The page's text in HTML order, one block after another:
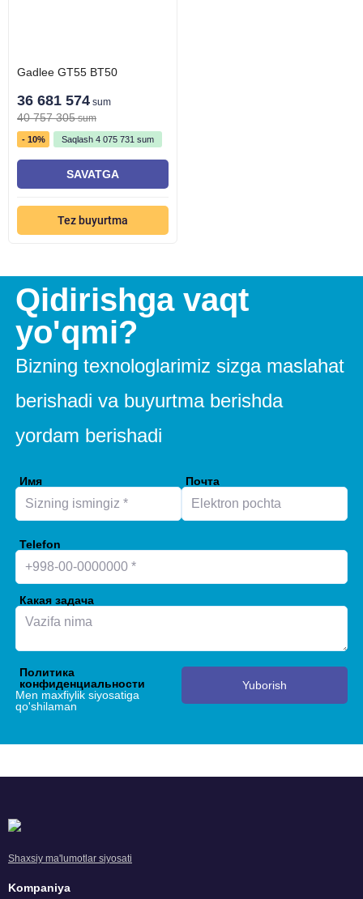
Gadlee GT55 BT50
36 681 574 sum
40 757 305 sum
- 10% Saqlash 4 075 731 sum
SAVATGA
Tez buyurtma
Qidirishga vaqt
yo'qmi?
Bizning texnologlarimiz sizga maslahat
berishadi va buyurtma berishda
yordam berishadi
Имя Почта
Telefon
Какая задача
Политика
конфиденциальности
Men maxfiylik siyosatiga
qo'shilaman
Yuborish
Shaxsiy ma'lumotlar siyosati
Kompaniya